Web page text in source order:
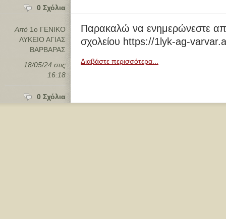
0 Σχόλια
Από 1ο ΓΕΝΙΚΟ
ΛΥΚΕΙΟ ΑΓΙΑΣ
ΒΑΡΒΑΡΑΣ
18/05/24 στις
16:18
0 Σχόλια
Παρακαλώ να ενημερώνεστε
σχολείου https://1lyk-ag-
Διαβάστε περισσότερα...